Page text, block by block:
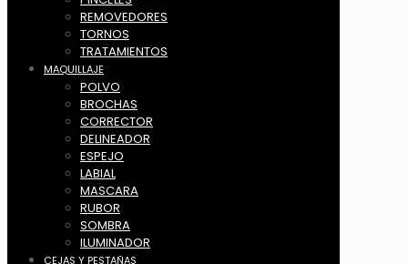
REMOVEDORES
TORNOS
TRATAMIENTOS
MAQUILLAJE
POLVO
BROCHAS
CORRECTOR
DELINEADOR
ESPEJO
LABIAL
MASCARA
RUBOR
SOMBRA
ILUMINADOR
CEJAS Y PESTAÑAS